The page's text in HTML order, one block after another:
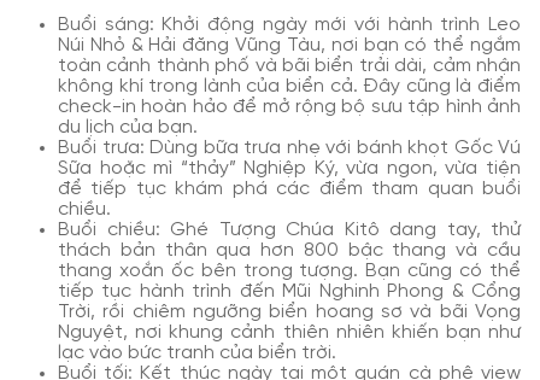
Buổi sáng: Khởi động ngày mới với hành trình Leo
Núi Nhỏ & Hải đăng Vũng Tàu, nơi bạn có thể ngắm
toàn cảnh thành phố và bãi biển trải dài, cảm nhận
không khí trong lành của biển cả. Đây cũng là điểm
check-in hoàn hảo để mở rộng bộ sưu tập hình ảnh
du lịch của bạn.
Buổi trưa: Dùng bữa trưa nhẹ với bánh khọt Gốc Vú
Sữa hoặc mì “thảy” Nghiệp Ký, vừa ngon, vừa tiện
để tiếp tục khám phá các điểm tham quan buổi
chiều.
Buổi chiều: Ghé Tượng Chúa Kitô dang tay, thử
thách bản thân qua hơn 800 bậc thang và cầu
thang xoắn ốc bên trong tượng. Bạn cũng có thể
tiếp tục hành trình đến Mũi Nghinh Phong & Cổng
Trời, rồi chiêm ngưỡng biển hoang sơ và bãi Vọng
Nguyệt, nơi khung cảnh thiên nhiên khiến bạn như
lạc vào bức tranh của biển trời.
Buổi tối: Kết thúc ngày tại một quán cà phê view